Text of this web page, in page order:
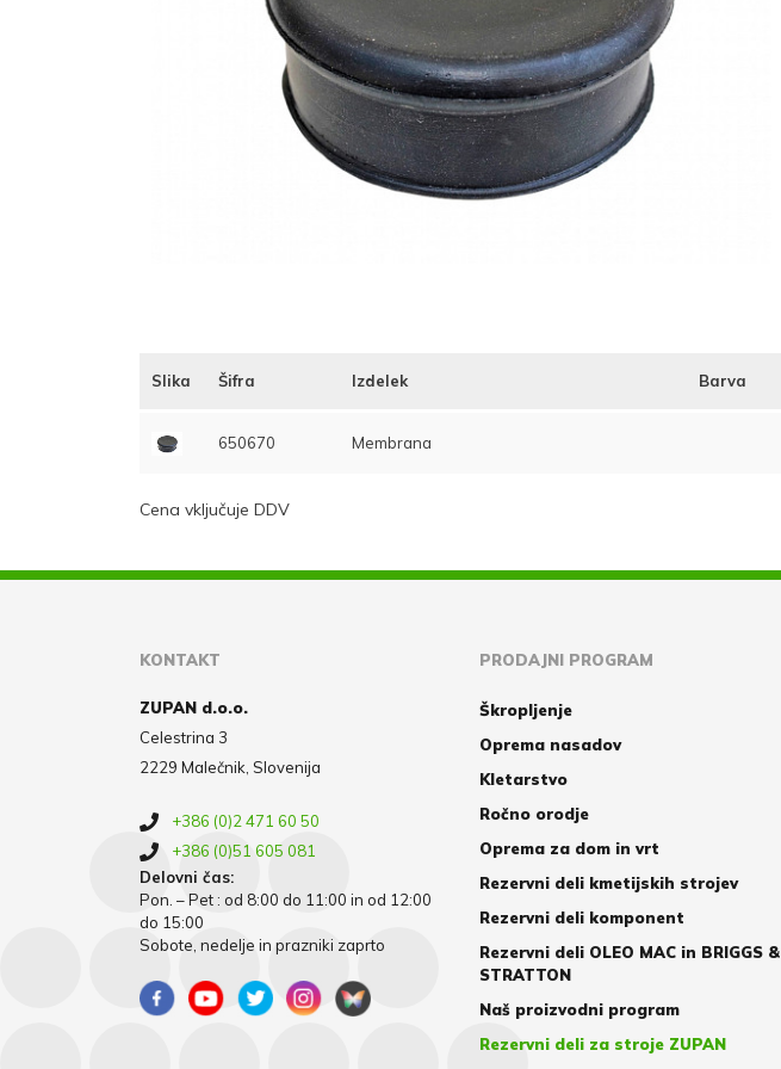
Slika Šifra Izdelek Barva
650670 Membrana
Cena vključuje DDV
KONTAKT
ZUPAN d.o.o.
Celestrina 3
2229 Malečnik, Slovenija
+386 (0)2 471 60 50
+386 (0)51 605 081
Delovni čas:
Pon. – Pet : od 8:00 do 11:00 in od 12:00
do 15:00
Sobote, nedelje in prazniki zaprto
PRODAJNI PROGRAM
Škropljenje
Oprema nasadov
Kletarstvo
Ročno orodje
Oprema za dom in vrt
Rezervni deli kmetijskih strojev
Rezervni deli komponent
Rezervni deli OLEO MAC in BRIGGS &
STRATTON
Naš proizvodni program
Rezervni deli za stroje ZUPAN